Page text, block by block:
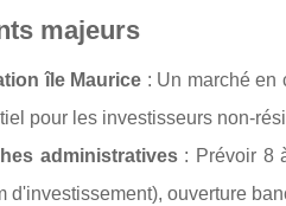
majeurs
île Maurice : Un marché en
pour les investisseurs non-
administratives: Prévoir 8
d'investissement), ouverture